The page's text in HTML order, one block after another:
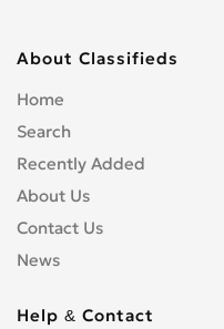
About Classifieds
Home
Search
Recently Added
About Us
Contact Us
News
Help & Contact